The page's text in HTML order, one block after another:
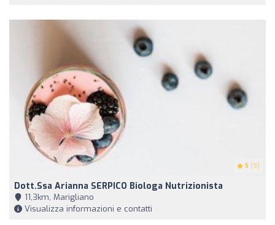
5 (9)
Dott.ssa Arianna SERPICO Biologa Nutrizionista
11,3km, Marigliano
Visualizza informazioni e contatti